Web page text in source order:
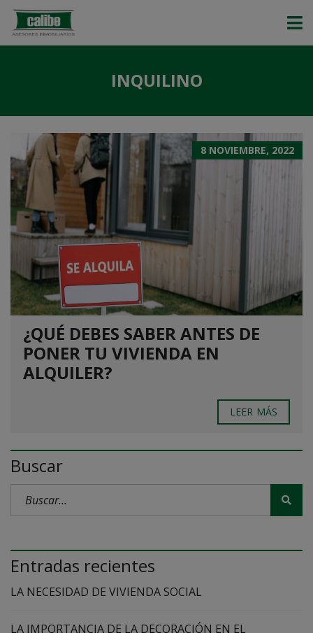
INQUILINO
8 NOVIEMBRE, 2022
¿QUÉ DEBES SABER ANTES DE
PONER TU VIVIENDA EN
ALQUILER?
LEER MÁS
Buscar
Entradas recientes
LA NECESIDAD DE VIVIENDA SOCIAL
LA IMPORTANCIA DE LA DECORACIÓN EN EL